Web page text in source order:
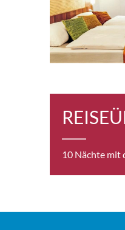
10 Nächte mit